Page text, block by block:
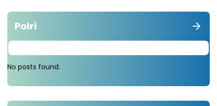
Polri
No posts found.